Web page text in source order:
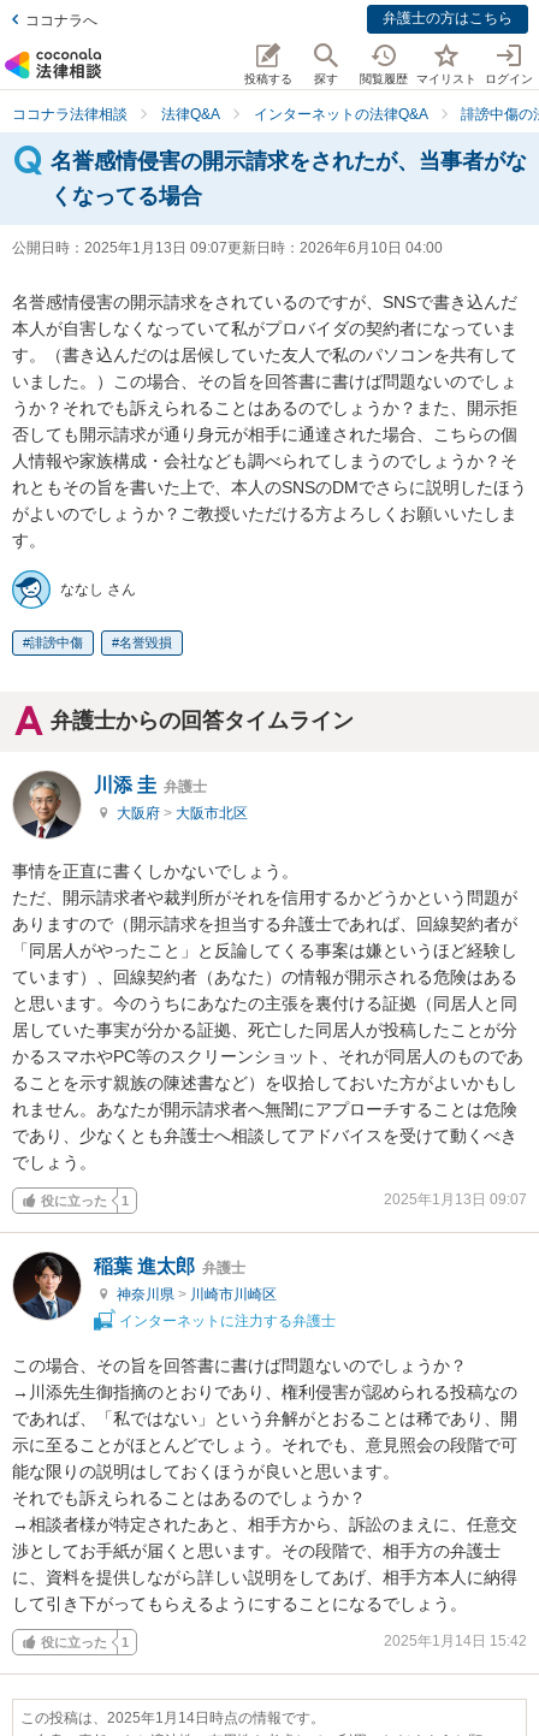
ココナラへ 弁護士の方はこちら
投稿する 探す 閲覧履歴 マイリスト ログイン
ココナラ法律相談 法律Q&A インターネットの法律Q&A 誹謗中傷の
名誉感情侵害の開示請求をされたが、当事者がな
くなってる場合
公開日時： 2025年1月13日 09:07更新日時： 2026年6月10日 04:00
名誉感情侵害の開示請求をされているのですが、SNSで書き込んだ
本人が自害しなくなっていて私がプロバイダの契約者になっていま
す。（書き込んだのは居候していた友人で私のパソコンを共有して
いました。）この場合、その旨を回答書に書けば問題ないのでしょ
うか？それでも訴えられることはあるのでしょうか？また、開示拒
否しても開示請求が通り身元が相手に通達された場合、こちらの個
人情報や家族構成・会社なども調べられてしまうのでしょうか？そ
れともその旨を書いた上で、本人のSNSのDMでさらに説明したほう
がよいのでしょうか？ご教授いただける方よろしくお願いいたしま
す。
ななし さん
誹謗中傷 名誉毀損
弁護士からの回答タイムライン
川添 圭 弁護士
大阪府 > 大阪市北区
事情を正直に書くしかないでしょう。
ただ、開示請求者や裁判所がそれを信用するかどうかという問題が
ありますので（開示請求を担当する弁護士であれば、回線契約者が
「同居人がやったこと」と反論してくる事案は嫌というほど経験し
ています）、回線契約者（あなた）の情報が開示される危険はある
と思います。今のうちにあなたの主張を裏付ける証拠（同居人と同
居していた事実が分かる証拠、死亡した同居人が投稿したことが分
かるスマホやPC等のスクリーンショット、それが同居人のものであ
ることを示す親族の陳述書など）を収拾しておいた方がよいかもし
れません。あなたが開示請求者へ無闇にアプローチすることは危険
であり、少なくとも弁護士へ相談してアドバイスを受けて動くべき
でしょう。
役に立った 1 2025年1月13日 09:07
稲葉 進太郎 弁護士
神奈川県 > 川崎市川崎区
インターネットに注力する弁護士
この場合、その旨を回答書に書けば問題ないのでしょうか？
→川添先生御指摘のとおりであり、権利侵害が認められる投稿なの
であれば、「私ではない」という弁解がとおることは稀であり、開
示に至ることがほとんどでしょう。それでも、意見照会の段階で可
能な限りの説明はしておくほうが良いと思います。
それでも訴えられることはあるのでしょうか？
→相談者様が特定されたあと、相手方から、訴訟のまえに、任意交
渉としてお手紙が届くと思います。その段階で、相手方の弁護士
に、資料を提供しながら詳しい説明をしてあげ、相手方本人に納得
して引き下がってもらえるようにすることになるでしょう。
役に立った 1 2025年1月14日 15:42
この投稿は、2025年1月14日時点の情報です。